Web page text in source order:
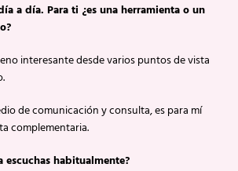
a día. Para ti ¿es una herramienta o un
interesante desde varios puntos de vista
de comunicación y consulta, es para mí
complementaria.
escuchas habitualmente?